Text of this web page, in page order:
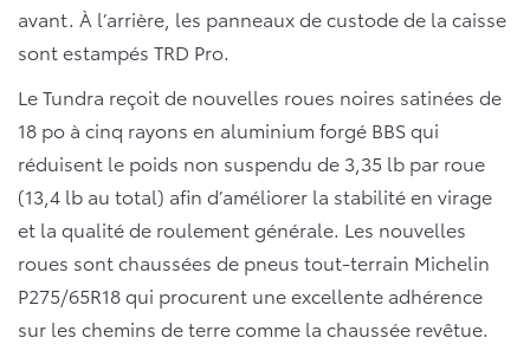
avant. À l’arrière, les panneaux de custode de la caisse
sont estampés TRD Pro.
Le Tundra reçoit de nouvelles roues noires satinées de
18 po à cinq rayons en aluminium forgé BBS qui
réduisent le poids non suspendu de 3,35 lb par roue
(13,4 lb au total) afin d’améliorer la stabilité en virage
et la qualité de roulement générale. Les nouvelles
roues sont chaussées de pneus tout-terrain Michelin
P275/65R18 qui procurent une excellente adhérence
sur les chemins de terre comme la chaussée revêtue.